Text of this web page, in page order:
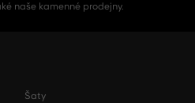
naše kamenné prodejny.
Šaty